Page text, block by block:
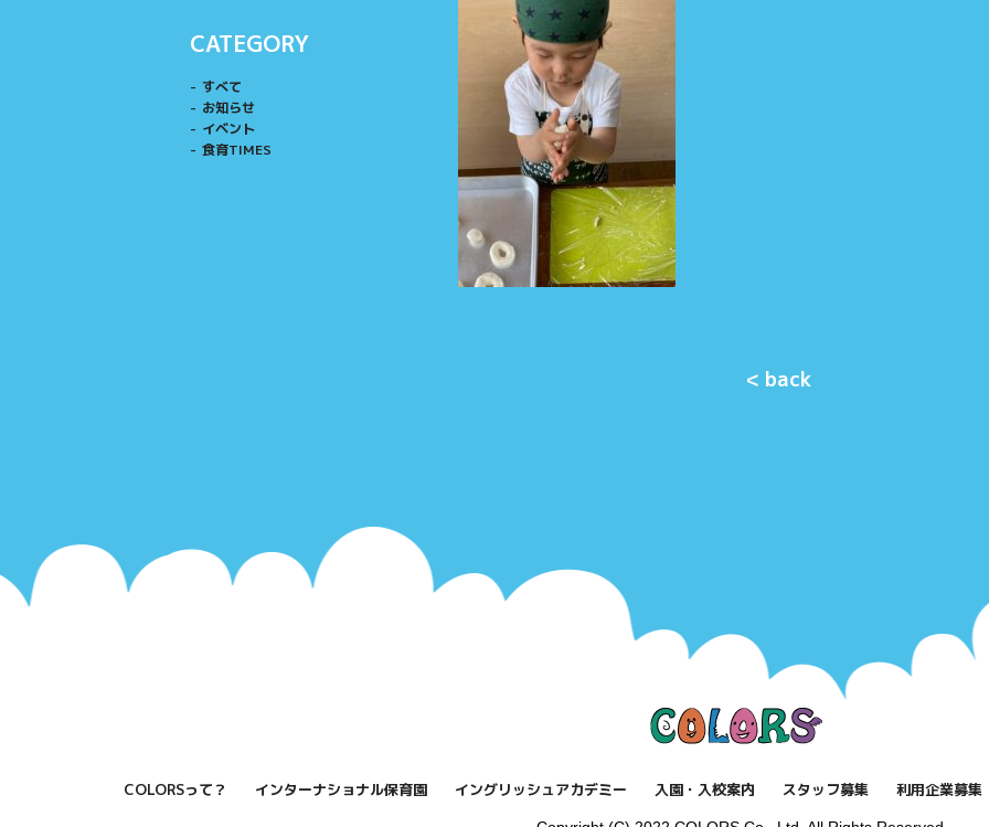
CATEGORY
すべて
お知らせ
イベント
食育TIMES
< back
COLORSって？ インターナショナル保育園 イングリッシュアカデミー 入園・入校案内 スタッフ募集 利用企業募集